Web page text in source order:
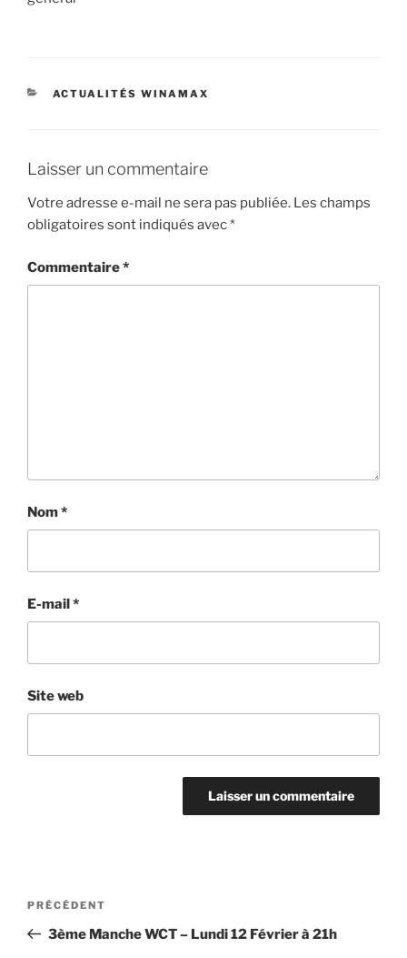
CATÉGORIES
ACTUALITÉS WINAMAX
Laisser un commentaire
Votre adresse e-mail ne sera pas publiée. Les champs
obligatoires sont indiqués avec*
Commentaire*
Nom*
E-mail*
Site web
Navigation
l’article
Article
précédent
PRÉCÉDENT
3ème Manche WCT – Lundi 12 Février à 21h